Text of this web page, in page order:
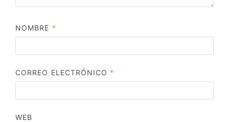
NOMBRE *
CORREO ELECTRÓNICO *
WEB